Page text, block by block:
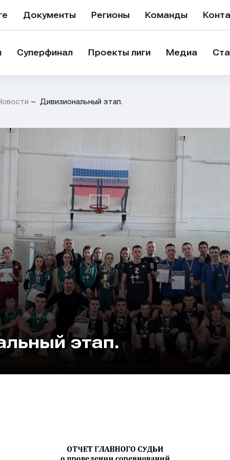
Документы Регионы Команды
Суперфинал Проекты лиги Медиа
Дивизиональный этап.
этап.